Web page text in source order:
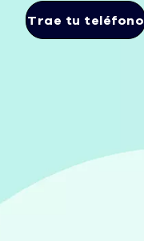
Trae tu teléfono